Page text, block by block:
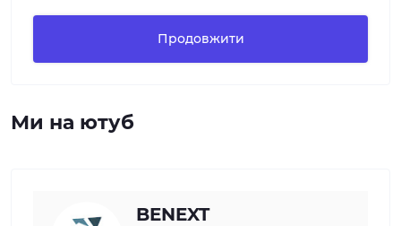
Продовжити
Ми на ютуб
BENEXT